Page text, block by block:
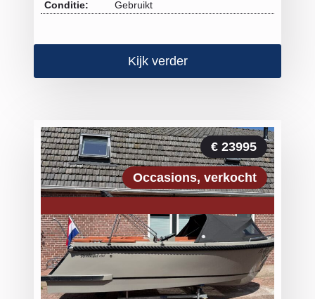
Conditie: Gebruikt
Kijk verder
€ 23995
Occasions verkocht